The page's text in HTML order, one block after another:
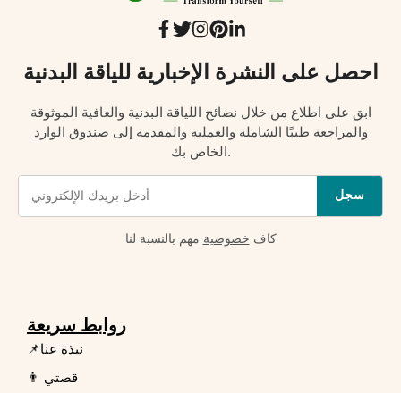
احصل على النشرة الإخبارية للياقة البدنية
ابق على اطلاع من خلال نصائح اللياقة البدنية والعافية الموثوقة
والمراجعة طبيًا الشاملة والعملية والمقدمة إلى صندوق الوارد
الخاص بك.
سجل
كاف خصوصية مهم بالنسبة لنا
روابط سريعة
📌نبذة عنا
👨 قصتي